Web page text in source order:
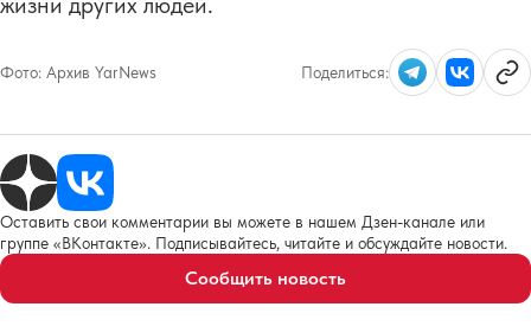
Фото: Архив YarNews Поделиться:
Оставить свои комментарии вы можете в нашем Дзен-канале или
группе «ВКонтакте». Подписывайтесь, читайте и обсуждайте новости.
Сообщить новость